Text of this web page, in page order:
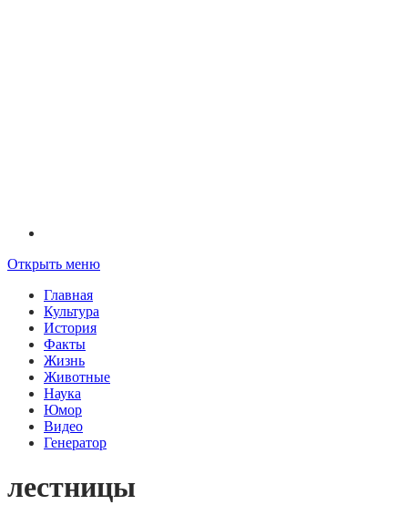
Открыть меню
Главная
Культура
История
Факты
Жизнь
Животные
Наука
Юмор
Видео
Генератор
лестницы